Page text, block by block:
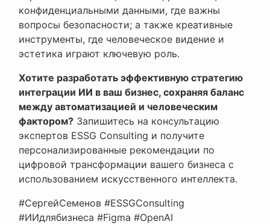
конфиденциальными данными, где важны
вопросы безопасности; а также креативные
инструменты, где человеческое видение и
эстетика играют ключевую роль.
Хотите разработать эффективную стратегию
интеграции ИИ в ваш бизнес, сохраняя баланс
между автоматизацией и человеческим
фактором? Запишитесь на консультацию
экспертов ESSG Consulting и получите
персонализированные рекомендации по
цифровой трансформации вашего бизнеса с
использованием искусственного интеллекта.
#СергейСеменов #ESSGConsulting
#ИИдлябизнеса #Figma #OpenAI